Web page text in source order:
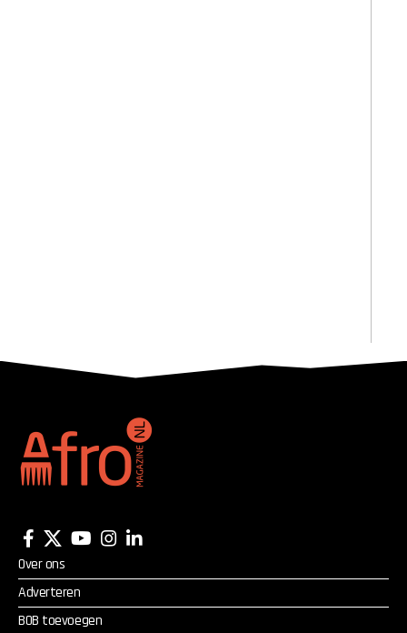
Over ons
Adverteren
BOB toevoegen